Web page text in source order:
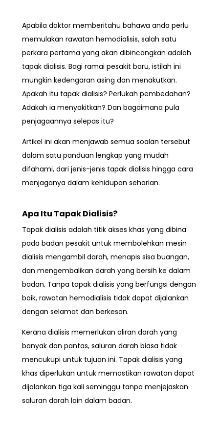
Apabila doktor memberitahu bahawa anda perlu
memulakan rawatan hemodialisis, salah satu
perkara pertama yang akan dibincangkan adalah
tapak dialisis. Bagi ramai pesakit baru, istilah ini
mungkin kedengaran asing dan menakutkan.
Apakah itu tapak dialisis? Perlukah pembedahan?
Adakah ia menyakitkan? Dan bagaimana pula
penjagaannya selepas itu?
Artikel ini akan menjawab semua soalan tersebut
dalam satu panduan lengkap yang mudah
difahami, dari jenis-jenis tapak dialisis hingga cara
menjaganya dalam kehidupan seharian.
Apa Itu Tapak Dialisis?
Tapak dialisis adalah titik akses khas yang dibina
pada badan pesakit untuk membolehkan mesin
dialisis mengambil darah, menapis sisa buangan,
dan mengembalikan darah yang bersih ke dalam
badan. Tanpa tapak dialisis yang berfungsi dengan
baik, rawatan hemodialisis tidak dapat dijalankan
dengan selamat dan berkesan.
Kerana dialisis memerlukan aliran darah yang
banyak dan pantas, saluran darah biasa tidak
mencukupi untuk tujuan ini. Tapak dialisis yang
khas diperlukan untuk memastikan rawatan dapat
dijalankan tiga kali seminggu tanpa menjejaskan
saluran darah lain dalam badan.